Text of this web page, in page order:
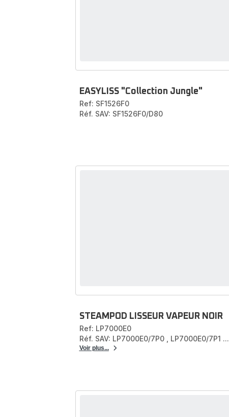
EASYLISS "Collection Jungle"
Ref: SF1526F0
Réf. SAV: SF1526F0/D80
STEAMPOD LISSEUR VAPEUR NOIR
Ref: LP7000E0
Réf. SAV: LP7000E0/7P0
LP7000E0/7P1 ...
Voir plus...